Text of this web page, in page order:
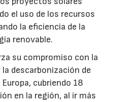
el uso de los recursos
la eficiencia de la
renovable.
su compromiso con la
descarbonización de
cubriendo 18
en la región, al ir más